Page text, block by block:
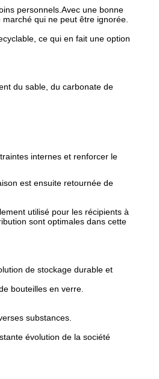
personnels. Avec une bonne
qui ne peut être ignorée.
ce qui en fait une option
du sable, du carbonate de
internes et renforcer le
est ensuite retournée de
utilisé pour les récipients à
sont optimales dans cette
de stockage durable et
bouteilles en verre.
substances.
évolution de la société